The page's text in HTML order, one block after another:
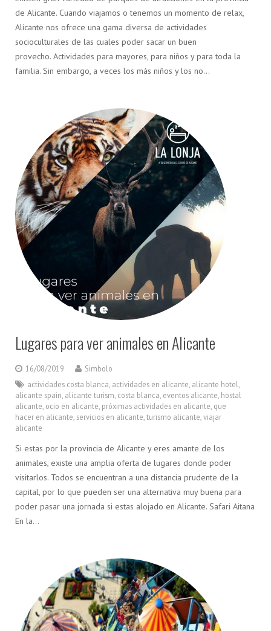
de Alicante. Cuando viajamos o tenemos un momento de relax,
Alicante nos ofrece una gama diversa de actividades
socioculturales de las cuales poder sacar un buen
provecho. Actividades para mayores, para niños y para toda la
familia. Sin embargo, a veces los más niños y los no…
Lugares para ver animales en Alicante
16/08/2019
Simbolo
actividades costa blanca actividades en alicante alicante hotel
alicante spain alicante turism costa blanca eventos alicante hostal
alicante ocio en alicante próximas actividades en alicante que
hacer en alicante servicios en alicante turismo alicante viajar
alicante
Si estas por la provincia de Alicante y eres amante de los
animales, existe una amplia oferta de lugares donde poder
visitarlos. Todos se encuentran a una distancia prudente de la
capital, por lo que pueden ser una alternativa muy buena para
poder pasar una jornada si estas alojado en Alicante. Safari Aitana
En la…